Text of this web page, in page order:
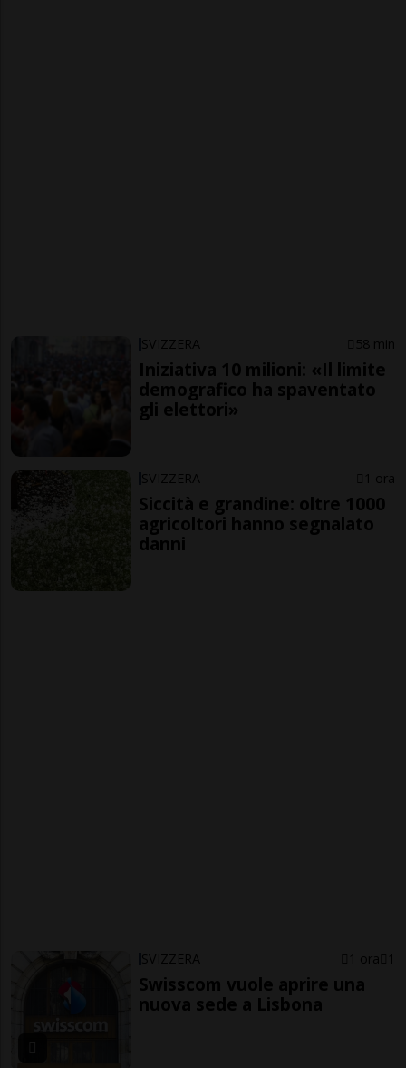
SVIZZERA 58 min
Iniziativa 10 milioni: «Il limite
demografico ha spaventato
gli elettori»
SVIZZERA 1 ora
Siccità e grandine: oltre 1000
agricoltori hanno segnalato
danni
SVIZZERA 1 ora 1
Swisscom vuole aprire una
nuova sede a Lisbona